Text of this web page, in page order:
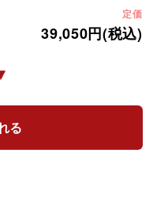
定価
39,050円(税込)